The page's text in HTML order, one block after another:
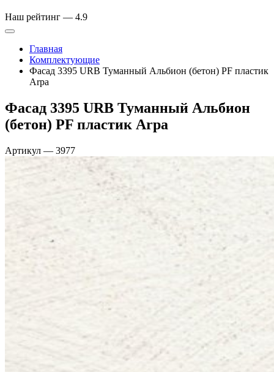
Наш рейтинг — 4.9
Главная
Комплектующие
Фасад 3395 URB Туманный Альбион (бетон) PF пластик
Arpa
Фасад 3395 URB Туманный Альбион
(бетон) PF пластик Arpa
Артикул — 3977